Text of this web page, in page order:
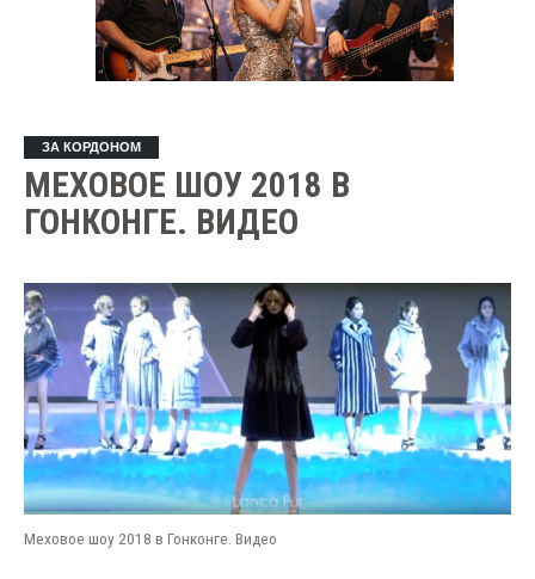
ЗА КОРДОНОМ
МЕХОВОЕ ШОУ 2018 В
ГОНКОНГЕ. ВИДЕО
Меховое шоу 2018 в Гонконге. Видео